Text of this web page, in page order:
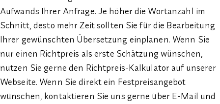
Aufwands Ihrer Anfrage. Je höher die Wortanzahl im
Schnitt, desto mehr Zeit sollten Sie für die Bearbeitung
Ihrer gewünschten Übersetzung einplanen. Wenn Sie
nur einen Richtpreis als erste Schätzung wünschen,
nutzen Sie gerne den Richtpreis-Kalkulator auf unserer
Webseite. Wenn Sie direkt ein Festpreisangebot
wünschen, kontaktieren Sie uns gerne über E-Mail und